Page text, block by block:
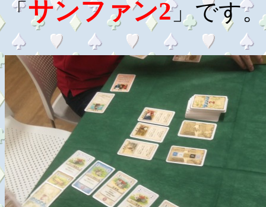
「サンファン2」です。